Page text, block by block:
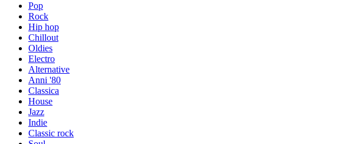
Pop
Rock
Hip hop
Chillout
Oldies
Electro
Alternative
Anni '80
Classica
House
Jazz
Indie
Classic rock